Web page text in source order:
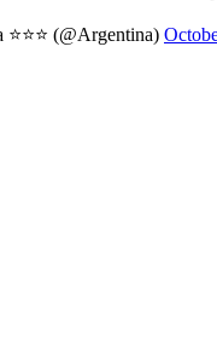
(@Argentina)